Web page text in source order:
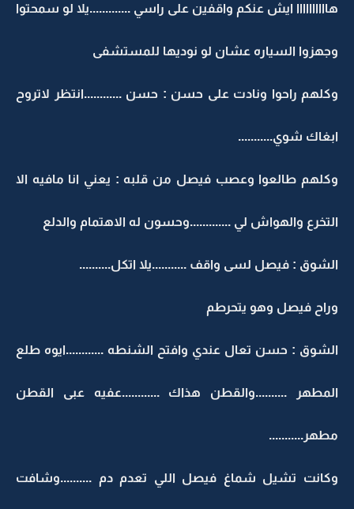
هاااااااااا ايش عنكم واقفين على راسي .............يلا لو سمحتوا
وجهزوا السياره عشان لو نوديها للمستشفى
وكلهم راحوا ونادت على حسن : حسن ............انتظر لاتروح
ابغاك شوي...........
وكلهم طالعوا وعصب فيصل من قلبه : يعني انا مافيه الا
التخرع والهواش لي .............وحسون له الاهتمام والدلع
الشوق : فيصل لسى واقف ...........يلا اتكل..........
وراح فيصل وهو يتحرطم
الشوق : حسن تعال عندي وافتح الشنطه ............ايوه طلع
المطهر ..........والقطن هذاك ............عفيه عبى القطن
مطهر...........
وكانت تشيل شماغ فيصل اللي تعدم دم ..........وشافت